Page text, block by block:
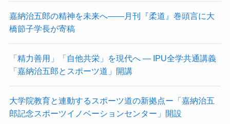
嘉納治五郎の精神を未来へ――月刊『柔道』巻頭言に大
橋節子学長が寄稿
「精力善用」「自他共栄」を現代へ ― IPU全学共通講義
「嘉納治五郎とスポーツ道」開講
大学院教育と連動するスポーツ道の新拠点ー「嘉納治五
郎記念スポーツイノベーションセンター」開設